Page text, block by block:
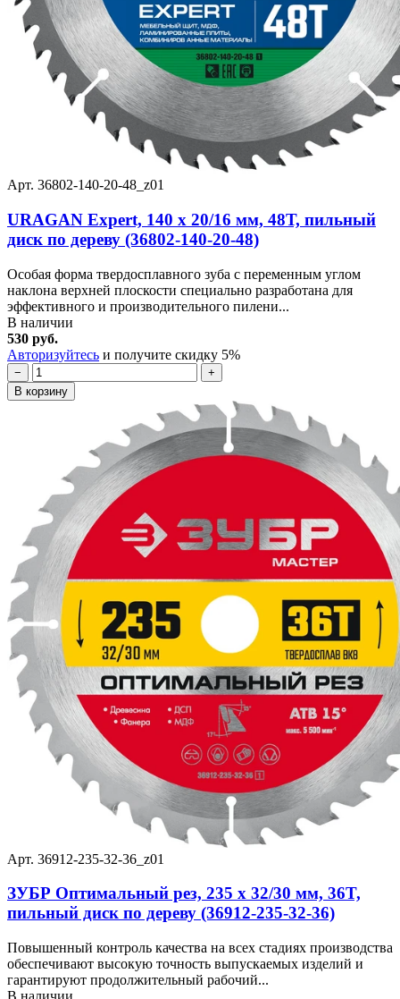
Арт. 36802-140-20-48_z01
URAGAN Expert, 140 х 20/16 мм, 48Т, пильный
диск по дереву (36802-140-20-48)
Особая форма твердосплавного зуба с переменным углом
наклона верхней плоскости специально разработана для
эффективного и производительного пилени...
В наличии
530 руб.
Авторизуйтесь и получите скидку 5%
−
+
В корзину
Арт. 36912-235-32-36_z01
ЗУБР Оптимальный рез, 235 x 32/30 мм, 36T,
пильный диск по дереву (36912-235-32-36)
Повышенный контроль качества на всех стадиях производства
обеспечивают высокую точность выпускаемых изделий и
гарантируют продолжительный рабочий...
В наличии